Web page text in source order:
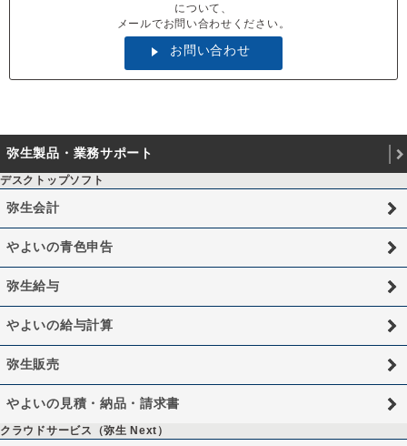
について、
メールでお問い合わせください。
お問い合わせ
弥生製品・業務サポート
デスクトップソフト
弥生会計
やよいの青色申告
弥生給与
やよいの給与計算
弥生販売
やよいの見積・納品・請求書
クラウドサービス（弥生 Next）